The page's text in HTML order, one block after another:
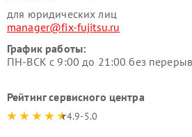
для юридических лиц
manager@fix-fujitsu.ru
График работы:
ПН-ВСК с 9:00 до 21:00 без
Рейтинг сервисного центра
4.9-5.0